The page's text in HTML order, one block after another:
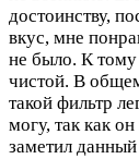
достоинству,
вкус, мне
не было. К тому
чистой. В
такой фильтр
могу, так как
заметил